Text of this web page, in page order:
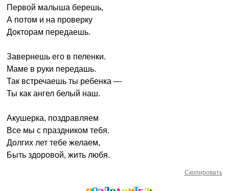
Первой малыша берешь,
А потом и на проверку
Докторам передаешь.
Завернешь его в пеленки.
Маме в руки передашь.
Так встречаешь ты ребенка —
Ты как ангел белый наш.
Акушерка, поздравляем
Все мы с праздником тебя.
Долгих лет тебе желаем,
Быть здоровой, жить любя.
Скопировать